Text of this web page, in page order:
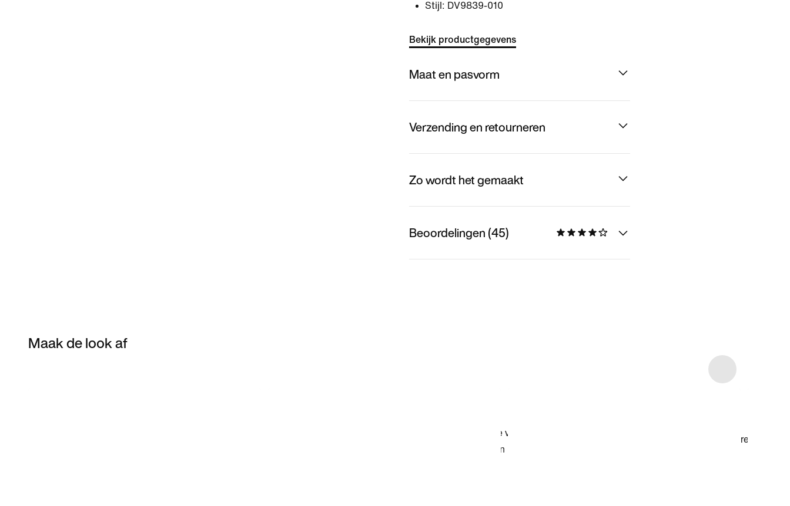
Stijl: DV9839-010
Bekijk productgegevens
Maat en pasvorm
Verzending en retourneren
Zo wordt het gemaakt
Beoordelingen (45)
Maak de look af